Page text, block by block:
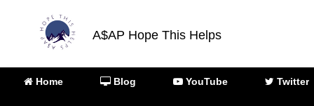
A$AP Hope This Helps
Home Blog YouTube Twitter